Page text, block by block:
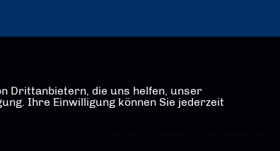
Drittanbietern, die uns helfen, unser
Ihre Einwilligung können Sie jederzeit